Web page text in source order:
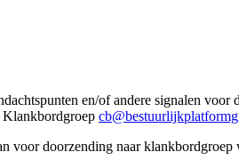
en/of andere signalen
Klankbordgroep
voor doorzending naar